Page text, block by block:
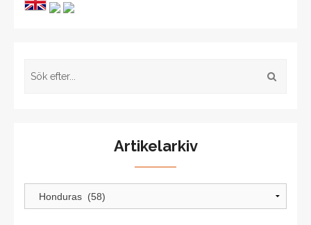
Artikelarkiv